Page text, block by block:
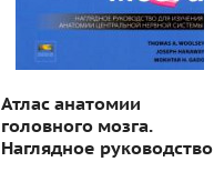
Атлас анатомии
головного мозга.
Наглядное руководство